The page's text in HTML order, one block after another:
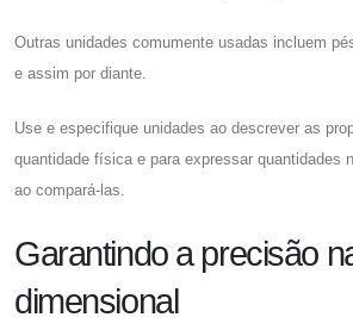
Outras unidades comumente usadas incluem
e assim por diante.
Use e especifique unidades ao descrever as
quantidade física e para expressar quantidades
ao compará-las.
Garantindo a precisão
dimensional